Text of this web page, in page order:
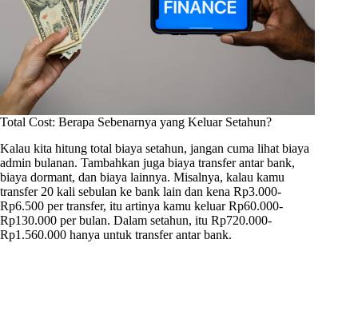
Total Cost: Berapa Sebenarnya yang Keluar Setahun?
Kalau kita hitung total biaya setahun, jangan cuma lihat biaya
admin bulanan. Tambahkan juga biaya transfer antar bank,
biaya dormant, dan biaya lainnya. Misalnya, kalau kamu
transfer 20 kali sebulan ke bank lain dan kena Rp3.000-
Rp6.500 per transfer, itu artinya kamu keluar Rp60.000-
Rp130.000 per bulan. Dalam setahun, itu Rp720.000-
Rp1.560.000 hanya untuk transfer antar bank.